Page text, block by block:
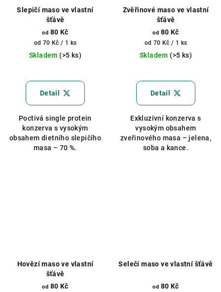
Slepičí maso ve vlastní
šťávě
od 80 Kč
Měrná
cena:
od 70 Kč / 1 ks
Skladem (>5 ks)
Detail
Poctivá single protein
konzerva s vysokým
obsahem dietního slepičího
masa – 70 %.
Zvěřinové maso ve vlastní
šťávě
od 80 Kč
Měrná
cena:
od 70 Kč / 1 ks
Skladem (>5 ks)
hodnocení
produktu
z
5
hvězdiček.
Detail
Exkluzivní konzerva s
vysokým obsahem
zveřinového masa – jelena,
soba a kance.
Hovězí maso ve vlastní
šťávě
od 80 Kč
Selečí maso ve vlastní šťávě
od 80 Kč